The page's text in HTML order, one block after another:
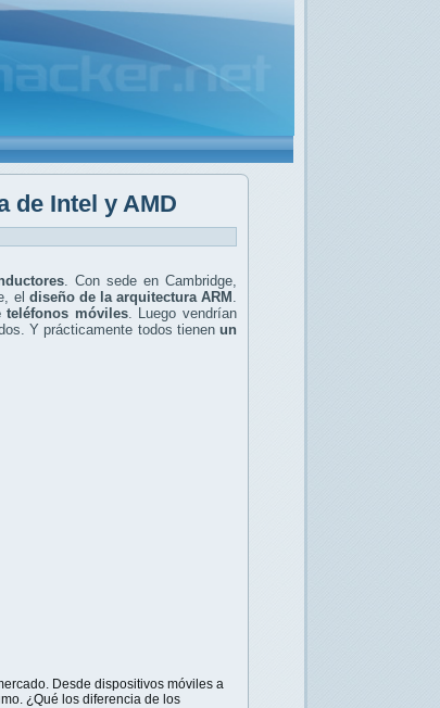
de Intel y AMD
. Con sede en Cambridge,
el diseño de la arquitectura ARM
teléfonos móviles. Luego vendrían
Y prácticamente todos tienen un
Desde dispositivos móviles a
¿Qué los diferencia de los